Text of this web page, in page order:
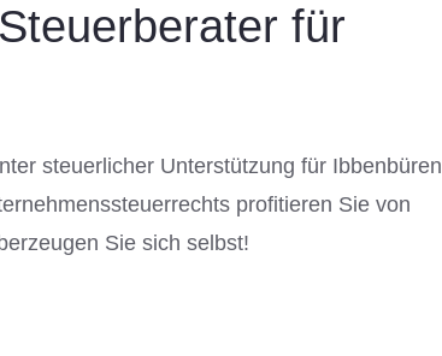
für
steuerlicher Unterstützung für Ibbenbüren
profitieren Sie von
Sie sich selbst!